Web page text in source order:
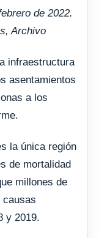
de 2022.
Archivo
infraestructura
asentamientos
a los
la única región
de mortalidad
millones de
causas
y 2019.